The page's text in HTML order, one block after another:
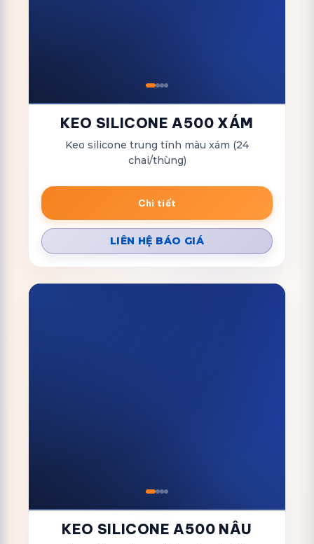
KEO SILICONE A500 XÁM
Keo silicone trung tính màu xám (24
chai/thùng)
Chi tiết
LIÊN HỆ BÁO GIÁ
KEO SILICONE A500 NÂU